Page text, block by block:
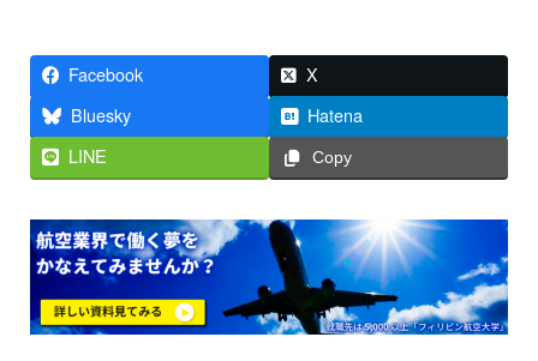
Facebook
X
Bluesky
Hatena
LINE
Copy